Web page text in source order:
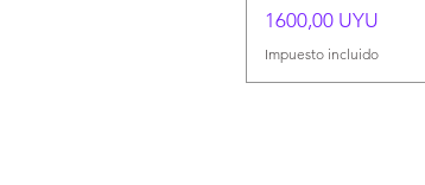
Precio
1600,00 UYU
Impuesto incluido